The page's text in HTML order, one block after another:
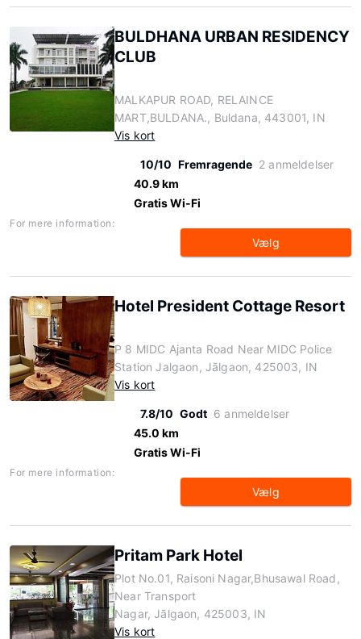
BULDHANA URBAN RESIDENCY
CLUB
MALKAPUR ROAD, RELAINCE
MART,BULDANA., Buldana, 443001, IN
Vis kort
10/10 Fremragende 2 anmeldelser
40.9 km
Gratis Wi-Fi
For mere information:
Vælg
Hotel President Cottage Resort
P 8 MIDC Ajanta Road Near MIDC Police
Station Jalgaon, Jālgaon, 425003, IN
Vis kort
7.8/10 Godt 6 anmeldelser
45.0 km
Gratis Wi-Fi
For mere information:
Vælg
Pritam Park Hotel
Plot No.01, Raisoni Nagar,Bhusawal Road,
Near Transport
Nagar, Jālgaon, 425003, IN
Vis kort